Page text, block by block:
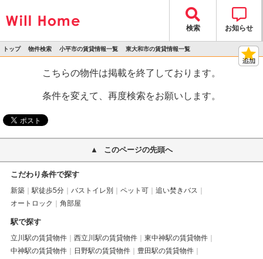
検索 お知らせ
トップ 物件検索 小平市の賃貸情報一覧 東大和市の賃貸情報一覧
こちらの物件は掲載を終了しております。
条件を変えて、再度検索をお願いします。
このページの先頭へ
こだわり条件で探す
新築 駅徒歩5分 バストイレ別 ペット可
追い焚きバス
オートロック
角部屋
駅で探す
立川駅の賃貸物件 西立川駅の賃貸物件
東中神駅の賃貸物件
中神駅の賃貸物件
日野駅の賃貸物件
豊田駅の賃貸物件